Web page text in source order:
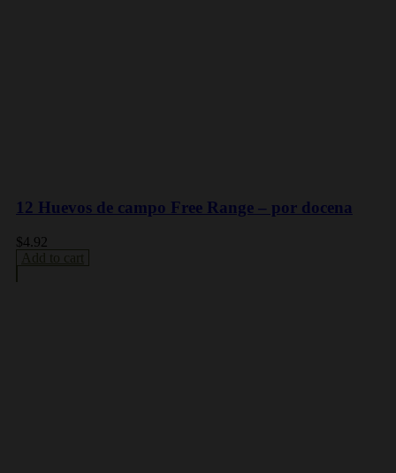
12 Huevos de campo Free Range – por docena
$4.92
Add to cart